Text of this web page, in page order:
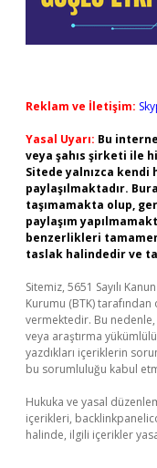
Reklam ve İletişim:
Yasal Uyarı: Bu
veya şahıs şirketi ile
Sitede yalnızca kendi
paylaşılmaktadır.
taşımamakta olup,
paylaşım
benzerlikleri
taslak halindedir ve
Sitemiz, 5651 Sayılı
Kurumu (BTK) tarafından
vermektedir. Bu
veya araştırma
yazdıkları içeriklerin
bu sorumluluğu kabul
Hukuka ve yasal
içerikleri,
halinde, ilgili içerikler